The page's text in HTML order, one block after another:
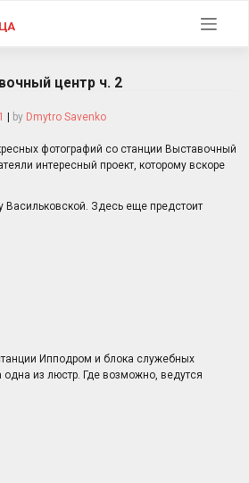
центр ч. 2
| by Dmytro Savenko
фотографий со станции Выставочный
интересный проект, которому вскоре
Васильковской. Здесь еще предстоит
Ипподром и блока служебных
из люстр. Где возможно, ведутся